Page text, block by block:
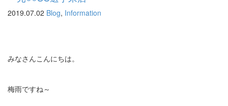
2019.07.02 Blog, Information
みなさんこんにちは。
梅雨ですね～